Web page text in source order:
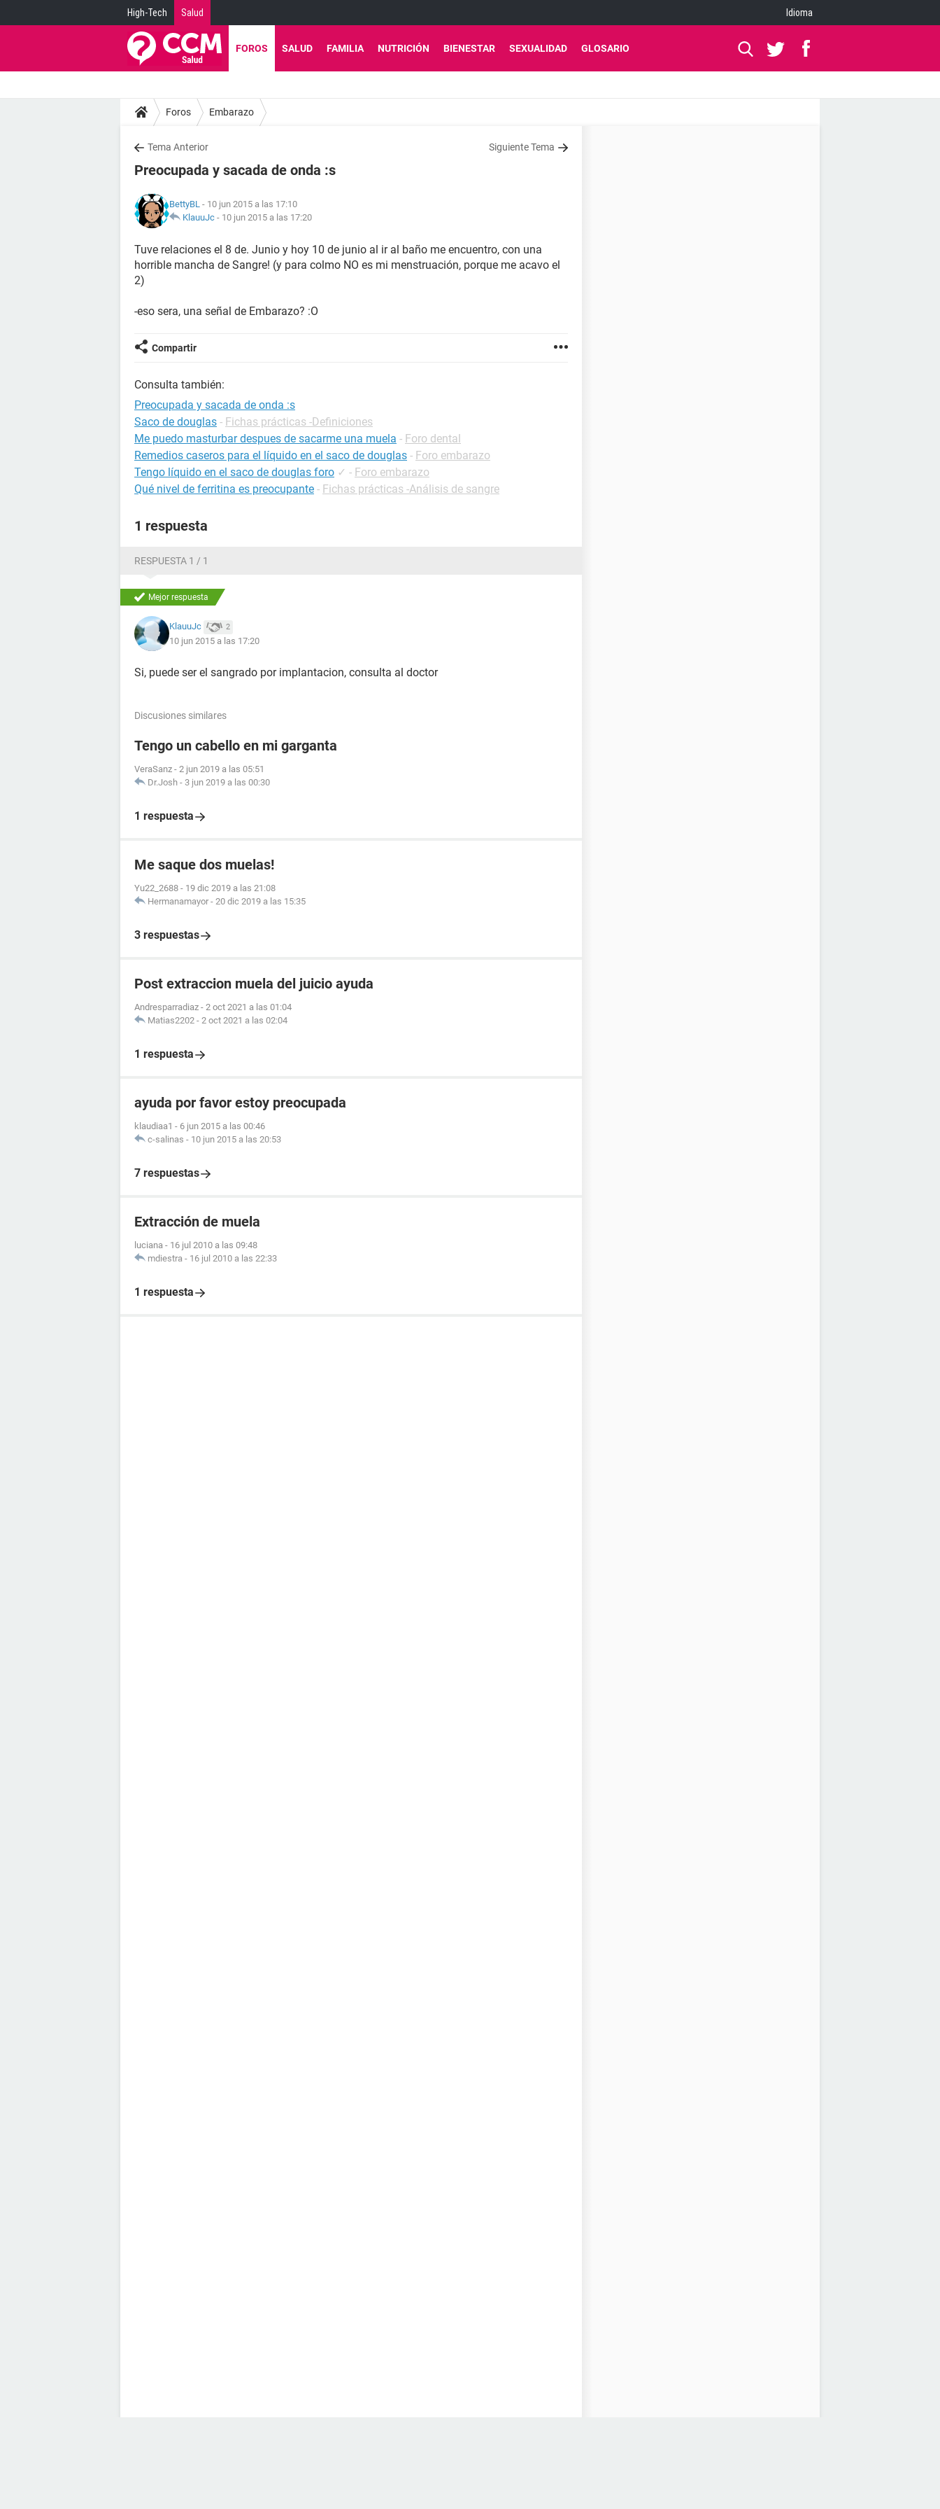
High-Tech Salud Idioma
FOROS SALUD FAMILIA NUTRICIÓN BIENESTAR SEXUALIDAD GLOSARIO
Foros Embarazo
Tema Anterior Siguiente Tema
Preocupada y sacada de onda :s
BettyBL - 10 jun 2015 a las 17:10
KlauuJc - 10 jun 2015 a las 17:20
Tuve relaciones el 8 de. Junio y hoy 10 de junio al ir al baño me encuentro, con una
horrible mancha de Sangre! (y para colmo NO es mi menstruación, porque me acavo el
2)
-eso sera, una señal de Embarazo? :O
Compartir
Consulta también:
Preocupada y sacada de onda :s
Saco de douglas - Fichas prácticas -Definiciones
Me puedo masturbar despues de sacarme una muela - Foro dental
Remedios caseros para el líquido en el saco de douglas - Foro embarazo
Tengo líquido en el saco de douglas foro ✓ - Foro embarazo
Qué nivel de ferritina es preocupante - Fichas prácticas -Análisis de sangre
1 respuesta
RESPUESTA 1 / 1
Mejor respuesta
KlauuJc 2
10 jun 2015 a las 17:20
Si, puede ser el sangrado por implantacion, consulta al doctor
Discusiones similares
Tengo un cabello en mi garganta
VeraSanz - 2 jun 2019 a las 05:51
Dr.Josh - 3 jun 2019 a las 00:30
1 respuesta
Me saque dos muelas!
Yu22_2688 - 19 dic 2019 a las 21:08
Hermanamayor - 20 dic 2019 a las 15:35
3 respuestas
Post extraccion muela del juicio ayuda
Andresparradiaz - 2 oct 2021 a las 01:04
Matias2202 - 2 oct 2021 a las 02:04
1 respuesta
ayuda por favor estoy preocupada
klaudiaa1 - 6 jun 2015 a las 00:46
c-salinas - 10 jun 2015 a las 20:53
7 respuestas
Extracción de muela
luciana - 16 jul 2010 a las 09:48
mdiestra - 16 jul 2010 a las 22:33
1 respuesta